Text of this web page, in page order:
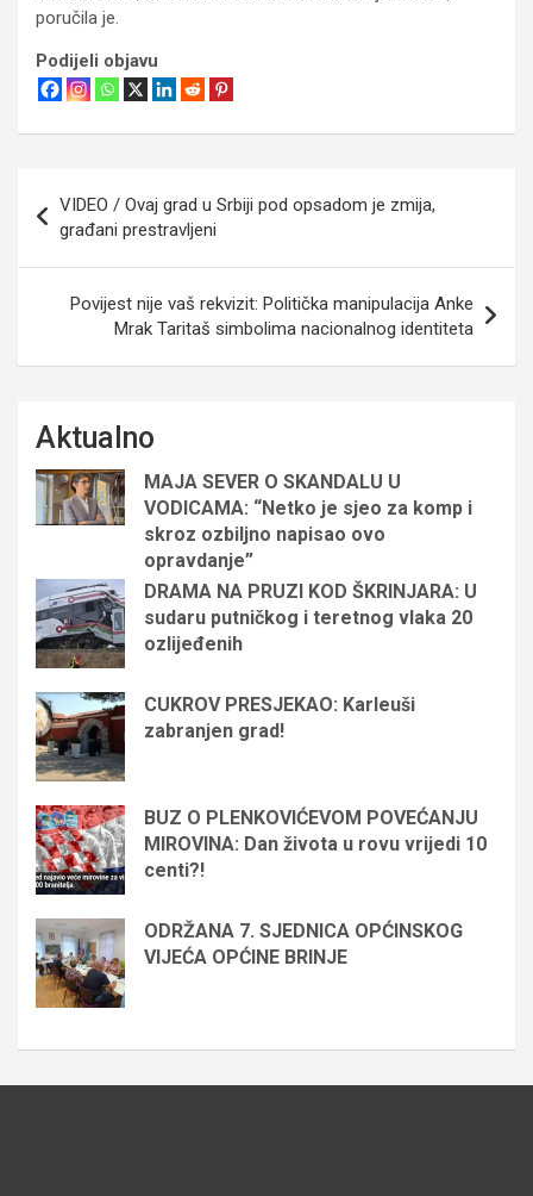
poručila je.
Podijeli objavu
objava
VIDEO / Ovaj grad u Srbiji pod opsadom je zmija,
građani prestravljeni
Povijest nije vaš rekvizit: Politička manipulacija Anke
Mrak Taritaš simbolima nacionalnog identiteta
Aktualno
MAJA SEVER O SKANDALU U
VODICAMA: “Netko je sjeo za komp i
skroz ozbiljno napisao ovo
opravdanje”
DRAMA NA PRUZI KOD ŠKRINJARA: U
sudaru putničkog i teretnog vlaka 20
ozlijeđenih
CUKROV PRESJEKAO: Karleuši
zabranjen grad!
BUZ O PLENKOVIĆEVOM POVEĆANJU
MIROVINA: Dan života u rovu vrijedi 10
centi?!
ODRŽANA 7. SJEDNICA OPĆINSKOG
VIJEĆA OPĆINE BRINJE